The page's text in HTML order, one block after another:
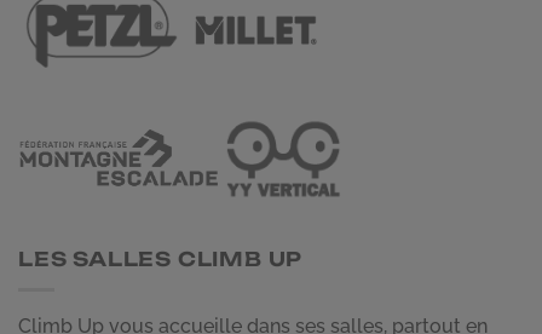
LES SALLES CLIMB UP
Climb Up vous accueille dans ses salles, partout en